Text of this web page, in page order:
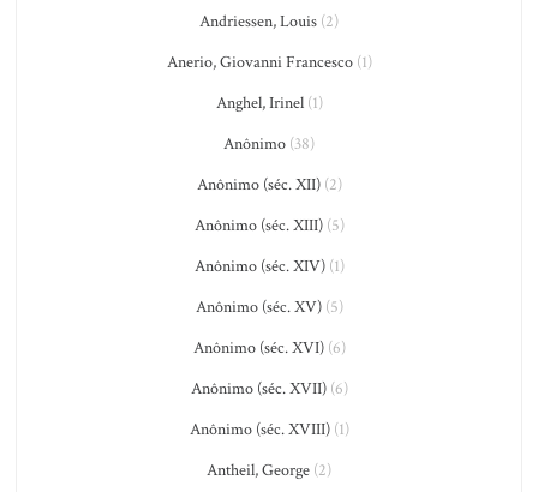
Andriessen, Louis (2)
Anerio, Giovanni Francesco(1)
Anghel, Irinel(1)
Anônimo (38)
Anônimo (séc. XII)(2)
Anônimo (séc. XIII)(5)
Anônimo (séc. XIV)(1)
Anônimo (séc. XV)(5)
Anônimo (séc. XVI)(6)
Anônimo (séc. XVII)(6)
Anônimo (séc. XVIII)(1)
Antheil, George (2)